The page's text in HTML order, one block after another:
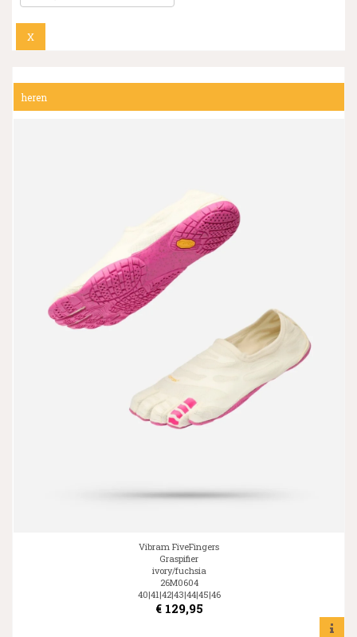
X
heren
Vibram FiveFingers
Graspifier
ivory/fuchsia
26M0604
40|41|42|43|44|45|46
€ 129,95